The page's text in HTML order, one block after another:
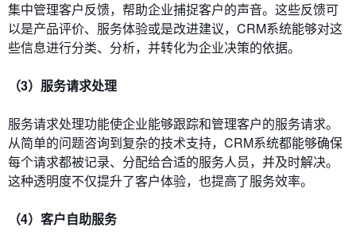
集中管理客户反馈，帮助企业捕捉客户的声音。这些反馈可
以是产品评价、服务体验或是改进建议，CRM系统能够对这
些信息进行分类、分析，并转化为企业决策的依据。
（3）服务请求处理
服务请求处理功能使企业能够跟踪和管理客户的服务请求。
从简单的问题咨询到复杂的技术支持，CRM系统都能够确保
每个请求都被记录、分配给合适的服务人员，并及时解决。
这种透明度不仅提升了客户体验，也提高了服务效率。
（4）客户自助服务